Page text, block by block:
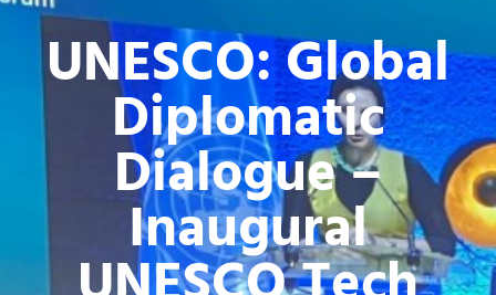
UNESCO: Global
Diplomatic
Dialogue –
Inaugural